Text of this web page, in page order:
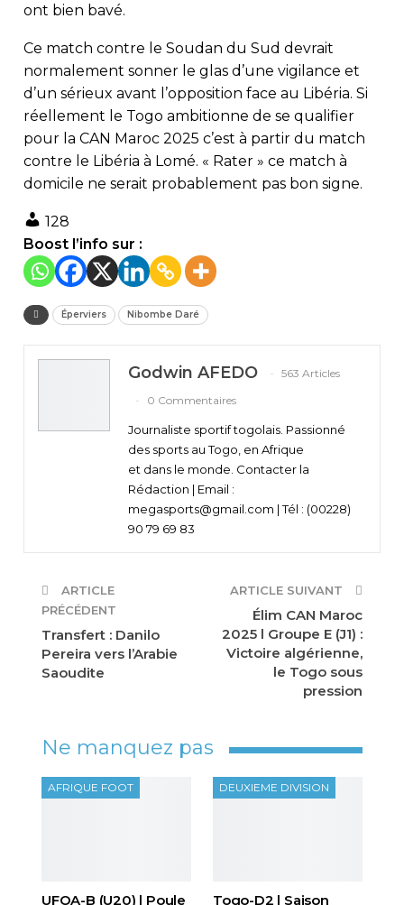
ont bien bavé.
Ce match contre le Soudan du Sud devrait
normalement sonner le glas d’une vigilance et
d’un sérieux avant l’opposition face au Libéria. Si
réellement le Togo ambitionne de se qualifier
pour la CAN Maroc 2025 c’est à partir du match
contre le Libéria à Lomé. « Rater » ce match à
domicile ne serait probablement pas bon signe.
128
Boost l’info sur :
Éperviers Nibombe Daré
Godwin AFEDO
563 Articles
0 Commentaires
Journaliste sportif togolais. Passionné
des sports au Togo, en Afrique
et dans le monde. Contacter la
Rédaction | Email :
megasports@gmail.com | Tél : (00228)
90 79 69 83
ARTICLE
PRÉCÉDENT
Transfert : Danilo
Pereira vers l’Arabie
Saoudite
ARTICLE SUIVANT
Élim CAN Maroc
2025 l Groupe E (J1) :
Victoire algérienne,
le Togo sous
pression
Ne manquez pas
AFRIQUE FOOT
UFOA-B (U20) l Poule
DEUXIEME DIVISION
Togo-D2 l Saison